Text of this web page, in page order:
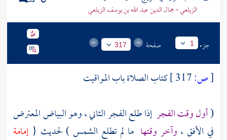
الزيلعي - جمال الدين عبد الله بن يوسف الزيلعي
جزء 1 صفحة 317
[ص:
كتاب الصلاة باب المواقيت
(أول وقت الفجر إذا طلع الفجر الثاني ، وهو البياض المعترض
في الأفق ، وآخر وقتها ما لم تطلع الشمس ) لحديث {إمامة